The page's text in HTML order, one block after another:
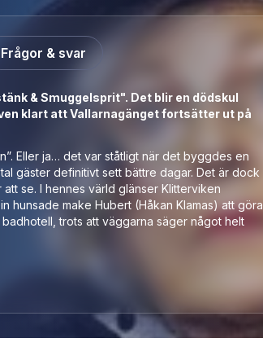
Frågor & svar
& Smuggelsprit". Det blir en dödskul
klart att Vallarnagänget fortsätter ut på
Eller ja… det var ståtligt när det byggdes en
gäster definitivt sett bättre dagar. Det är dock
se. I hennes värld glänser Klitterviken
hunsade make Hubert (Håkan Klamas) att göra
trots att väggarna säger något helt